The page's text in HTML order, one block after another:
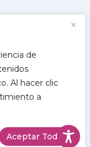
de
Al hacer clic
a
Aceptar Todo